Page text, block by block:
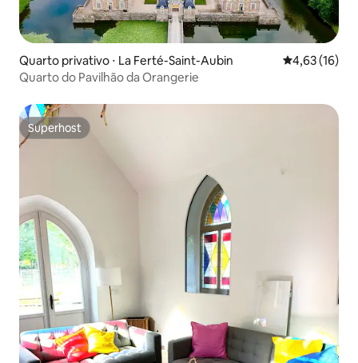
Quarto privativo ⋅ La Ferté-Saint-Aubin 4,63 de uma
4,63 (16)
Quarto do Pavilhão da Orangerie
Superhost
Superhost